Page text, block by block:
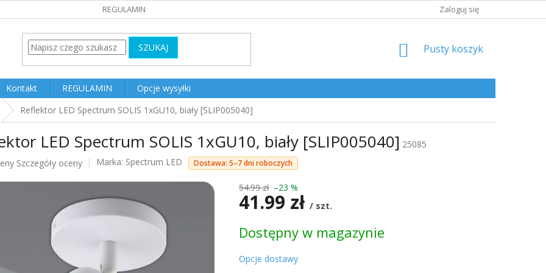
REGULAMIN Zaloguj się
SZUKAJ KOSZYK
Pusty koszyk
Kontakt REGULAMIN
Opcje wysyłki
Reflektor LED Spectrum SOLIS 1xGU10, biały [SLIP005040]
LED Spectrum SOLIS 1xGU10, biały [SLIP005040] 25085
Szczegóły oceny Marka: Spectrum LED Dostawa: 5–7 dni roboczych
54.99 zł –23 %
41.99 zł / szt.
jednostkowa:
Dostępny w magazynie
Opcje dostawy